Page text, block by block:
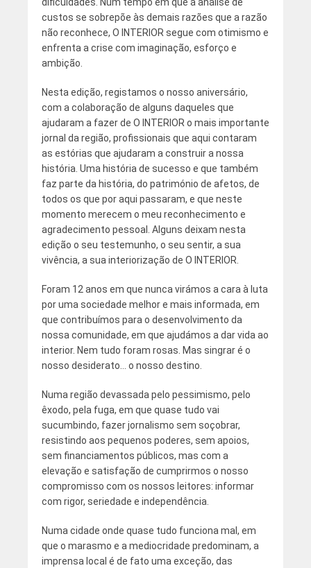
dificuldades. Num tempo em que a análise de
custos se sobrepõe às demais razões que a razão
não reconhece, O INTERIOR segue com otimismo e
enfrenta a crise com imaginação, esforço e
ambição.
Nesta edição, registamos o nosso aniversário,
com a colaboração de alguns daqueles que
ajudaram a fazer de O INTERIOR o mais importante
jornal da região, profissionais que aqui contaram
as estórias que ajudaram a construir a nossa
história. Uma história de sucesso e que também
faz parte da história, do património de afetos, de
todos os que por aqui passaram, e que neste
momento merecem o meu reconhecimento e
agradecimento pessoal. Alguns deixam nesta
edição o seu testemunho, o seu sentir, a sua
vivência, a sua interiorização de O INTERIOR.
Foram 12 anos em que nunca virámos a cara à luta
por uma sociedade melhor e mais informada, em
que contribuímos para o desenvolvimento da
nossa comunidade, em que ajudámos a dar vida ao
interior. Nem tudo foram rosas. Mas singrar é o
nosso desiderato… o nosso destino.
Numa região devassada pelo pessimismo, pelo
êxodo, pela fuga, em que quase tudo vai
sucumbindo, fazer jornalismo sem soçobrar,
resistindo aos pequenos poderes, sem apoios,
sem financiamentos públicos, mas com a
elevação e satisfação de cumprirmos o nosso
compromisso com os nossos leitores: informar
com rigor, seriedade e independência.
Numa cidade onde quase tudo funciona mal, em
que o marasmo e a mediocridade predominam, a
imprensa local é de fato uma exceção, das